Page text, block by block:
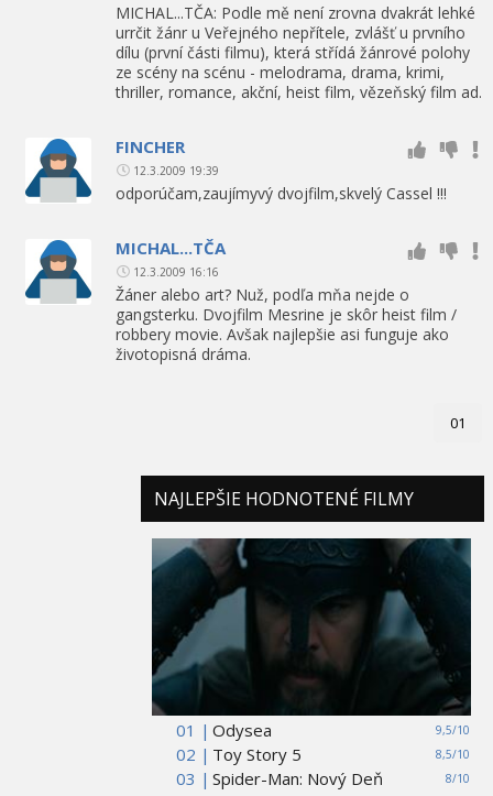
MICHAL...TČA: Podle mě není zrovna dvakrát lehké
urrčit žánr u Veřejného nepřítele, zvlášť u prvního
dílu (první části filmu), která střídá žánrové polohy
ze scény na scénu - melodrama, drama, krimi,
thriller, romance, akční, heist film, vězeňský film ad.
FINCHER
12.3.2009 19:39
odporúčam,zaujímyvý dvojfilm,skvelý Cassel !!!
MICHAL...TČA
12.3.2009 16:16
Žáner alebo art? Nuž, podľa mňa nejde o
gangsterku. Dvojfilm Mesrine je skôr heist film /
robbery movie. Avšak najlepšie asi funguje ako
životopisná dráma.
01
NAJLEPŠIE HODNOTENÉ FILMY
01 | 9,5/10
Odysea
02 |
8,5/10
Toy Story 5
03 |
8/10
Spider-Man: Nový Deň